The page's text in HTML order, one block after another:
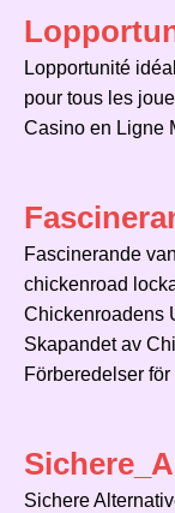
Lopportunité
pour tous les
Casino en Ligne
Fascinerande
chickenroad
Chickenroadens
Skapandet av
Förberedelser för
Sichere